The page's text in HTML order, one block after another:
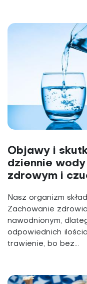
Objawy i
dziennie
zdrowym i
Nasz organizm
Zachowanie
nawodnionym,
odpowiednich
trawienie, bo bez...